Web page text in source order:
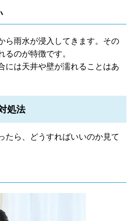
ら雨水が浸入してきます。その
のが特徴です。
には天井や壁が濡れることはあ
処法
たら、どうすればいいのか見て